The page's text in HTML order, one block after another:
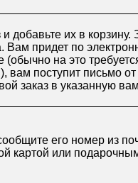
добавьте их в
придет по
(обычно на это
вам поступит письмо
заказ в указанную
его номер из
картой или